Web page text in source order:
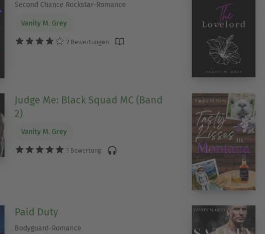
Second Chance Rockstar-Romance
Vanity M. Grey
2 Bewertungen
Judge Me: Black Squad MC (Band
2)
Vanity M. Grey
1 Bewertung
Paid Duty
Bodyguard-Romance